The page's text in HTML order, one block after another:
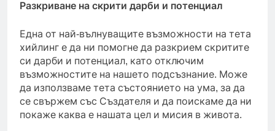
Разкриване на скрити дарби и потенциал
Една от най-вълнуващите възможности на тета
хийлинг е да ни помогне да разкрием скритите
си дарби и потенциал, като отключим
възможностите на нашето подсъзнание. Може
да използваме тета състоянието на ума, за да
се свържем със Създателя и да поискаме да ни
покаже каква е нашата цел и мисия в живота.